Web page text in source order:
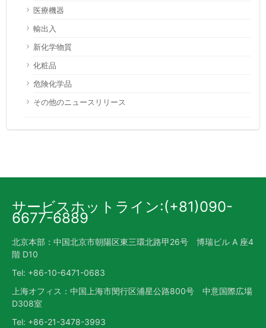
医療機器
輸出入
新化学物質
化粧品
危険化学品
その他のニュースリリース
サービスホットライン:(+81)090-
6677-6889
北京本部：中国北京市朝陽区東三環北路甲26号 博瑞ビル A 座4
階 D10
Tel: +86-10-6471-0683
上海オフィス：中国上海市閔行区浦星公路800号 中意国際広場
D308室
Tel: +86-21-3478-3993